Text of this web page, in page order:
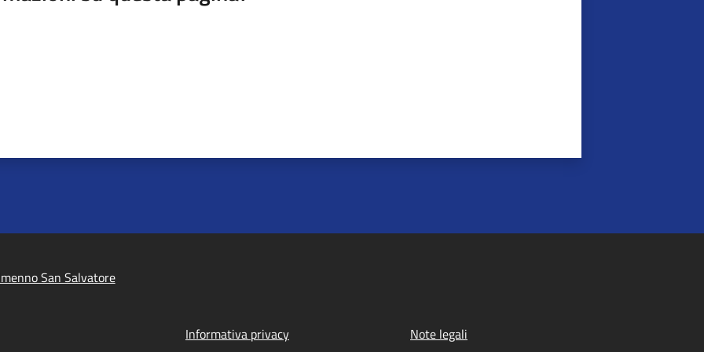
San Salvatore
Informativa privacy Note legali